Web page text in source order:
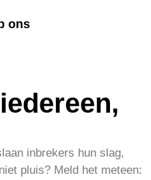
ons
inbrekers hun slag,
pluis? Meld het meteen: